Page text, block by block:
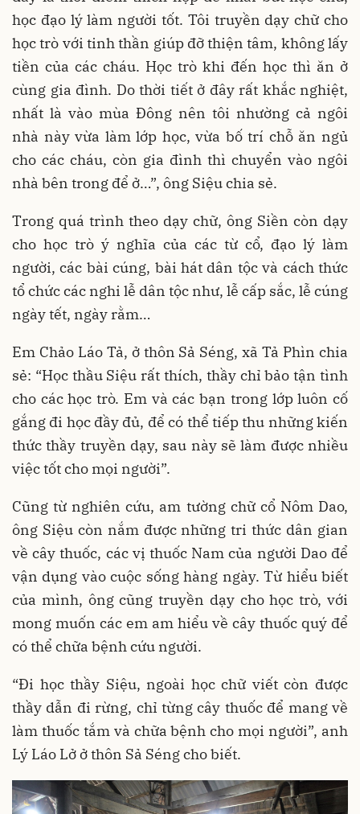
học đạo lý làm người tốt. Tôi truyền dạy chữ cho
học trò với tinh thần giúp đỡ thiện tâm, không lấy
tiền của các cháu. Học trò khi đến học thì ăn ở
cùng gia đình. Do thời tiết ở đây rất khắc nghiệt,
nhất là vào mùa Đông nên tôi nhường cả ngôi
nhà này vừa làm lớp học, vừa bố trí chỗ ăn ngủ
cho các cháu, còn gia đình thì chuyển vào ngôi
nhà bên trong để ở…”, ông Siệu chia sẻ.
Trong quá trình theo dạy chữ, ông Siền còn dạy
cho học trò ý nghĩa của các từ cổ, đạo lý làm
người, các bài cúng, bài hát dân tộc và cách thức
tổ chức các nghi lễ dân tộc như, lễ cấp sắc, lễ cúng
ngày tết, ngày rằm…
Em Chảo Láo Tả, ở thôn Sả Séng, xã Tả Phìn chia
sẻ: “Học thầu Siệu rất thích, thầy chỉ bảo tận tình
cho các học trò. Em và các bạn trong lớp luôn cố
gắng đi học đầy đủ, để có thể tiếp thu những kiến
thức thầy truyền dạy, sau này sẽ làm được nhiều
việc tốt cho mọi người”.
Cũng từ nghiên cứu, am tường chữ cổ Nôm Dao,
ông Siệu còn nắm được những tri thức dân gian
về cây thuốc, các vị thuốc Nam của người Dao để
vận dụng vào cuộc sống hàng ngày. Từ hiểu biết
của mình, ông cũng truyền dạy cho học trò, với
mong muốn các em am hiểu về cây thuốc quý để
có thể chữa bệnh cứu người.
“Đi học thầy Siệu, ngoài học chữ viết còn được
thầy dẫn đi rừng, chỉ từng cây thuốc để mang về
làm thuốc tắm và chữa bệnh cho mọi người”, anh
Lý Láo Lở ở thôn Sả Séng cho biết.